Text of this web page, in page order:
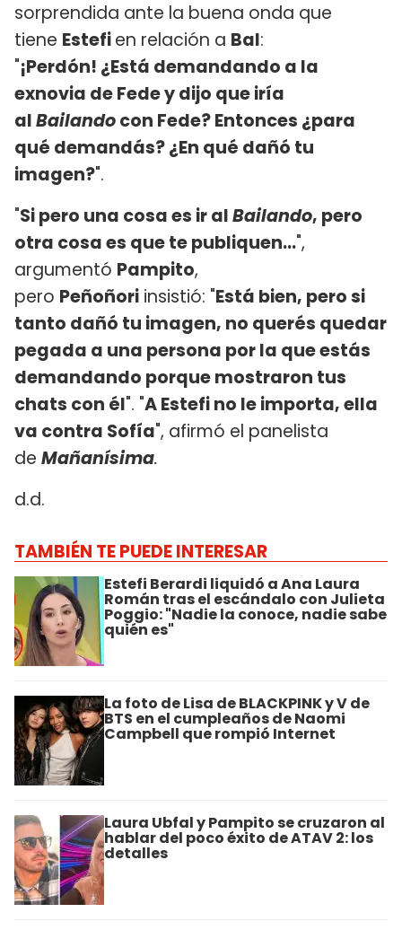
sorprendida ante la buena onda que
tiene Estefien relación a Bal:
"¡Perdón! ¿Está demandando a la
exnovia de Fede y dijo que iría
alBailandocon Fede? Entonces ¿para
qué demandás? ¿En qué dañó tu
imagen?".
"Si pero una cosa es ir alBailando, pero
otra cosa es que te publiquen...",
argumentó Pampito,
pero Peñoñori insistió: "Está bien, pero si
tanto dañó tu imagen, no querés quedar
pegada a una persona por la que estás
demandando porque mostraron tus
chats con él". "A Estefi no le importa, ella
va contra Sofía", afirmó el panelista
de Mañanísima.
d.d.
TAMBIÉN TE PUEDE INTERESAR
Estefi Berardi liquidó a Ana Laura
Román tras el escándalo con Julieta
Poggio: "Nadie la conoce, nadie sabe
quién es"
La foto de Lisa de BLACKPINK y V de
BTS en el cumpleaños de Naomi
Campbell que rompió Internet
Laura Ubfal y Pampito se cruzaron al
hablar del poco éxito de ATAV 2: los
detalles